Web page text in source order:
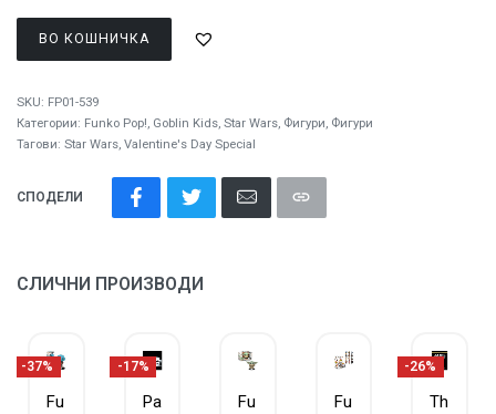
ВО КОШНИЧКА
SKU: FP01-539
Категории: Funko Pop!, Goblin Kids, Star Wars, Фигури, Фигури
Тагови: Star Wars, Valentine's Day Special
СПОДЕЛИ
СЛИЧНИ ПРОИЗВОДИ
-37%
Fu
-17%
Pa
Fu
Fu
-26%
Th